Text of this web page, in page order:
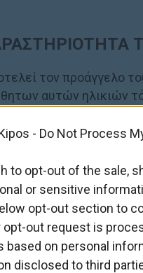
- Do Not Process
to opt-out of the sale,
or sensitive
opt-out section to
opt-out request is
based on personal
disclosed to third
τον προάγγελο
αυτών ηλικιών
δραστηριοποιούνται
και τον εαυτό
με τις
της πάνω στην